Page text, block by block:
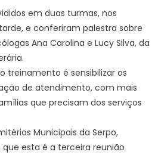
feira
(12)
Agência
de
Notícias
em duas turmas, nos
e conferiram palestra sobre
Ana Carolina e Lucy Silva, da
treinamento é sensibilizar os
de atendimento, com mais
que precisam dos serviços
Municipais da Serpo,
que esta é a terceira reunião